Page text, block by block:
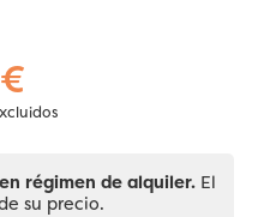
régimen de alquiler. El
su precio.